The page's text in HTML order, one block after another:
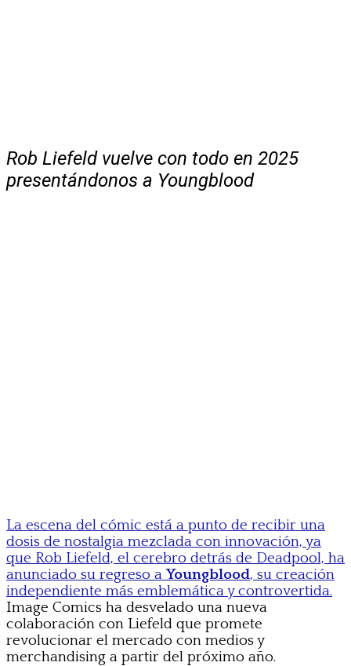
Rob Liefeld vuelve con todo en 2025
presentándonos a Youngblood
La escena del cómic está a punto de recibir una
dosis de nostalgia mezclada con innovación, ya
que Rob Liefeld, el cerebro detrás de Deadpool, ha
anunciado su regreso aYoungblood, su creación
independiente más emblemática y controvertida.
Image Comics ha desvelado una nueva
colaboración con Liefeld que promete
revolucionar el mercado con medios y
merchandising a partir del próximo año.